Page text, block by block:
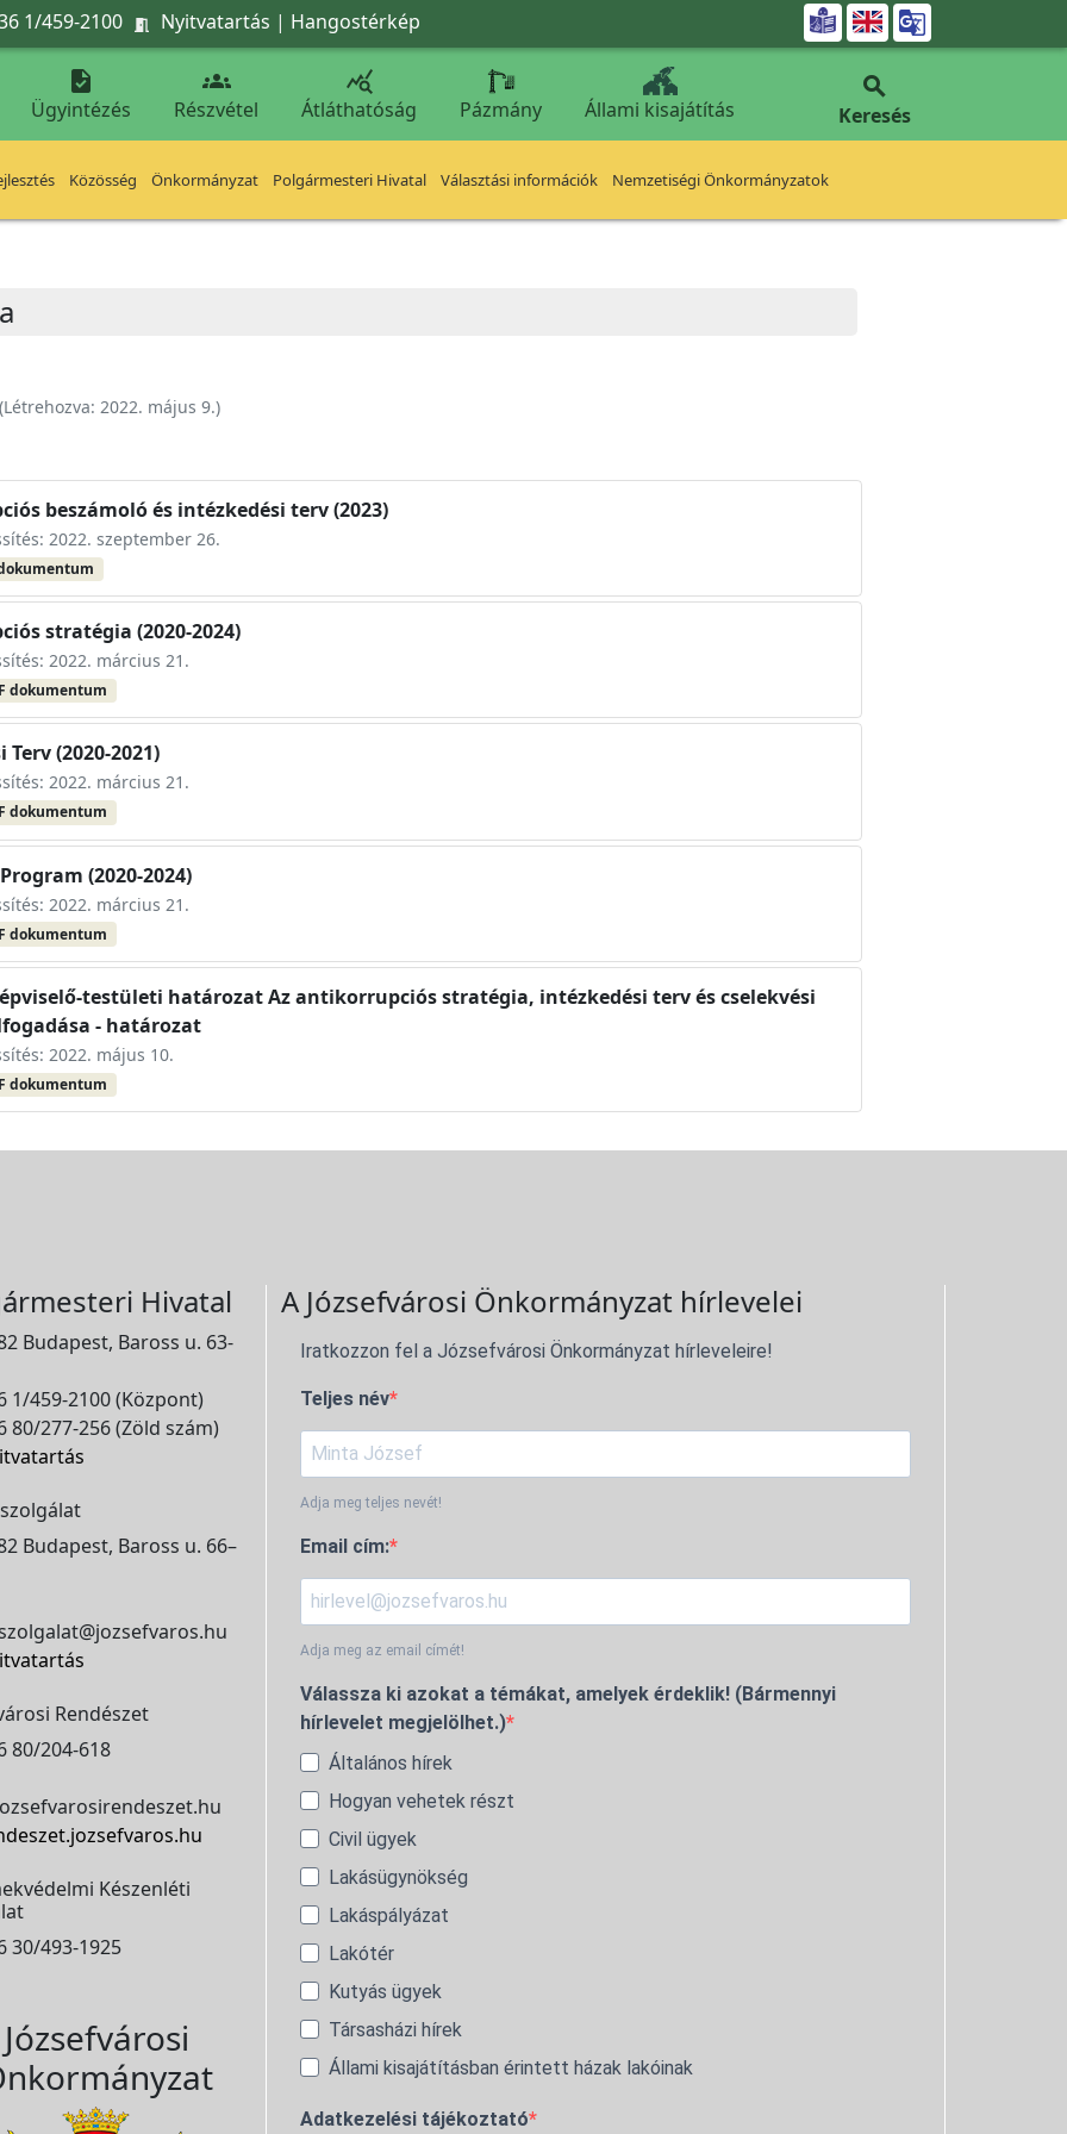
1/459-2100  Nyitvatartás | Hangostérkép 

Ügyintézés

Részvétel

Átláthatóság Pázmány Állami kisajátítás

Keresés
Közösség Önkormányzat Polgármesteri Hivatal Választási információk Nemzetiségi Önkormányzatok
(Létrehozva: 2022. május 9.)
beszámoló és intézkedési terv (2023)
2022. szeptember 26.
stratégia (2020-2024)
2022. március 21.
dokumentum
(2020-2021)
2022. március 21.
dokumentum
(2020-2024)
2022. március 21.
dokumentum
testületi határozat Az antikorrupciós stratégia, intézkedési terv és cselekvési
- határozat
2022. május 10.
dokumentum
Hivatal
Budapest, Baross u. 63-
1/459-2100 (Központ)
80/277-256 (Zöld szám)
Budapest, Baross u. 66–
Rendészet
80/204-618
Készenléti
30/493-1925
Józsefvárosi
A Józsefvárosi Önkormányzat hírlevelei
Iratkozzon fel a Józsefvárosi Önkormányzat hírleveleire!
Teljes név
Adja meg teljes nevét!
Email cím:
Adja meg az email címét!
Válassza ki azokat a témákat, amelyek érdeklik! (Bármennyi
hírlevelet megjelölhet.)
Általános hírek
Hogyan vehetek részt
Civil ügyek
Lakásügynökség
Lakáspályázat
Lakótér
Kutyás ügyek
Társasházi hírek
Állami kisajátításban érintett házak lakóinak
Adatkezelési tájékoztató